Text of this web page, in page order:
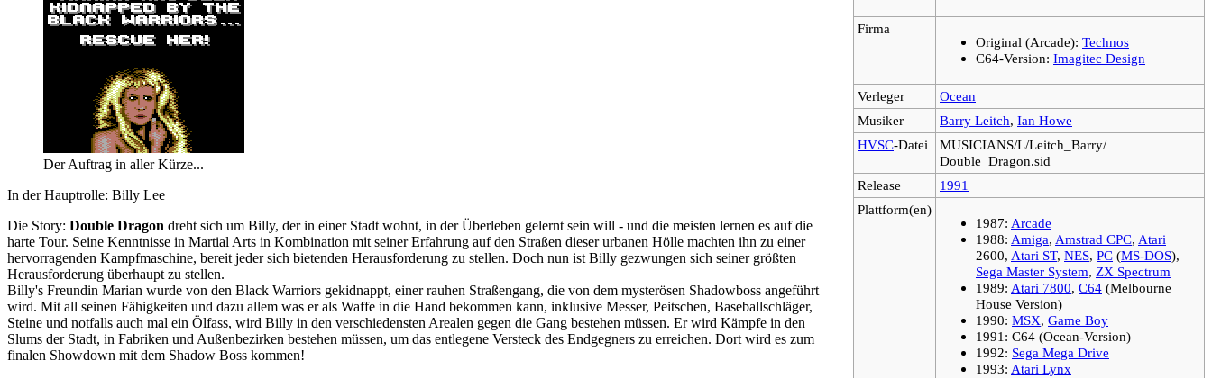
Firma
Original (Arcade): Technos
C64-Version: Imagitec Design
Verleger
Ocean
Musiker
Barry Leitch, Ian Howe
HVSC-Datei
MUSICIANS/L/Leitch_Barry/
Double_Dragon.sid
Release
1991
Plattform(en)
1987: Arcade
1988: Amiga, Amstrad CPC, Atari
2600, Atari ST, NES, PC (MS-DOS),
Sega Master System, ZX Spectrum
1989: Atari 7800, C64 (Melbourne
House Version)
1990: MSX, Game Boy
1991: C64 (Ocean-Version)
1992: Sega Mega Drive
1993: Atari Lynx
Der Auftrag in aller Kürze...
In der Hauptrolle: Billy Lee
Die Story: Double Dragon dreht sich um Billy, der in einer Stadt wohnt, in der Überleben gelernt sein will - und die meisten lernen es auf die
harte Tour. Seine Kenntnisse in Martial Arts in Kombination mit seiner Erfahrung auf den Straßen dieser urbanen Hölle machten ihn zu einer
hervorragenden Kampfmaschine, bereit jeder sich bietenden Herausforderung zu stellen. Doch nun ist Billy gezwungen sich seiner größten
Herausforderung überhaupt zu stellen.
Billy's Freundin Marian wurde von den Black Warriors gekidnappt, einer rauhen Straßengang, die von dem mysterösen Shadowboss angeführt
wird. Mit all seinen Fähigkeiten und dazu allem was er als Waffe in die Hand bekommen kann, inklusive Messer, Peitschen, Baseballschläger,
Steine und notfalls auch mal ein Ölfass, wird Billy in den verschiedensten Arealen gegen die Gang bestehen müssen. Er wird Kämpfe in den
Slums der Stadt, in Fabriken und Außenbezirken bestehen müssen, um das entlegene Versteck des Endgegners zu erreichen. Dort wird es zum
finalen Showdown mit dem Shadow Boss kommen!